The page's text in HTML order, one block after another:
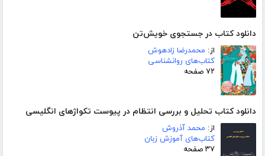
دانلود کتاب در جستجوی خویش‌تن
از: محمدرضا زادهوش
کتاب‌های روانشناسی
۷۲ صفحه
دانلود کتاب تحلیل و بررسی انتظام در پیوست تکواژهای انگلیسی
از: محمد آذروش
کتاب‌های آموزش زبان
۳۷ صفحه